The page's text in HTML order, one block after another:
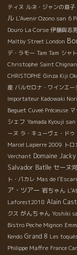
ティヌ ルネ・ジャンの息
ル L'Avenir Ozono san 6
Douro La Corse 伊藤與志
Maltby Street London
デ・ラモー Tam Tam シャ
Christophe Saint Chignan
CHRISTOPHE Ginza Kiji
産 バルセロナ・ワインエ
Importateur Kadowaki
Beguet Cuveé Précieuse
シェフ Yamada Kyouji san
ーヌ ラ・キューヴェ・ドゥ
Marcel Lapierre 2009 トロ
Verchant Domaine
Salvador Batlle セーヌ河
ト・パカレ Mas de
ア・ツアー 岩ちゃん
Laforest2018 Alain
クス がんちゃん Yoshiki
Bistro Peche Mignon
Kendo Grand 8 Les toqués
Philippe Maffre France